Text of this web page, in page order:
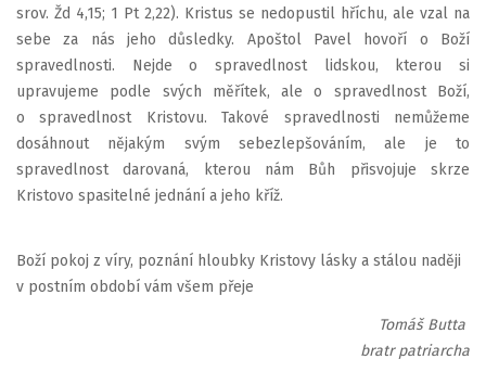
srov. Žd 4,15; 1 Pt 2,22). Kristus se nedopustil hříchu, ale vzal na
sebe za nás jeho důsledky. Apoštol Pavel hovoří o Boží
spravedlnosti. Nejde o spravedlnost lidskou, kterou si
upravujeme podle svých měřítek, ale o spravedlnost Boží,
o spravedlnost Kristovu. Takové spravedlnosti nemůžeme
dosáhnout nějakým svým sebezlepšováním, ale je to
spravedlnost darovaná, kterou nám Bůh přisvojuje skrze
Kristovo spasitelné jednání a jeho kříž.
Boží pokoj z víry, poznání hloubky Kristovy lásky a stálou naději
v postním období vám všem přeje
Tomáš Butta
bratr patriarcha